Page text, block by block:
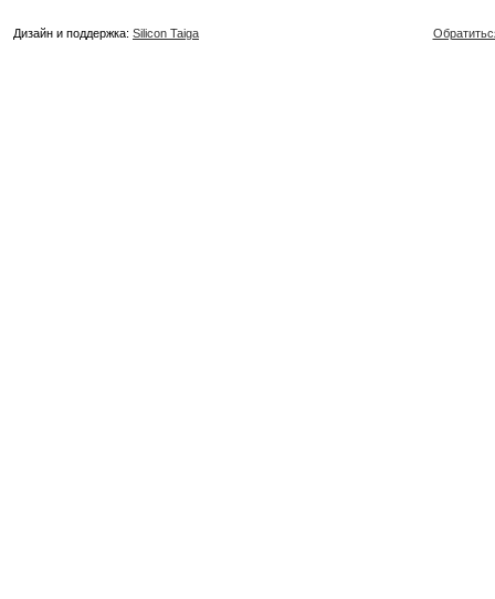
Дизайн и поддержка: Silicon Taiga